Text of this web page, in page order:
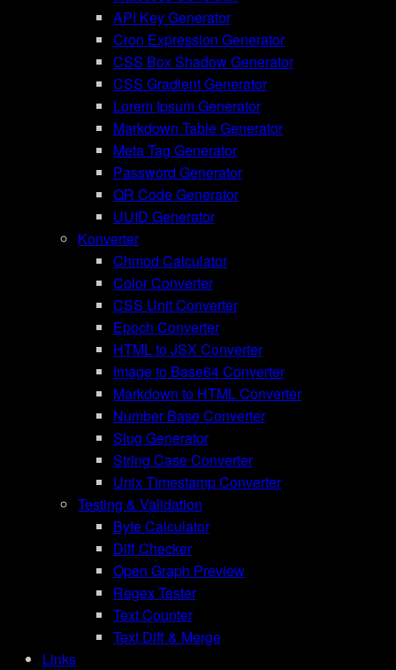
API Key Generator
Cron Expression Generator
CSS Box Shadow Generator
CSS Gradient Generator
Lorem Ipsum Generator
Markdown Table Generator
Meta Tag Generator
Password Generator
QR Code Generator
UUID Generator
Konverter
Chmod Calculator
Color Converter
CSS Unit Converter
Epoch Converter
HTML to JSX Converter
Image to Base64 Converter
Markdown to HTML Converter
Number Base Converter
Slug Generator
String Case Converter
Unix Timestamp Converter
Testing & Validation
Byte Calculator
Diff Checker
Open Graph Preview
Regex Tester
Text Counter
Text Diff & Merge
Links